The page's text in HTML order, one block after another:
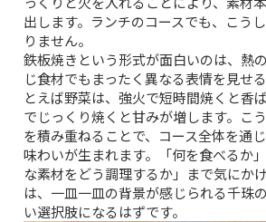
出します。ランチのコースでも、こう
りません。
鉄板焼きという形式が面白いのは、熱
じ食材でもまったく異なる表情を見せ
とえば野菜は、強火で短時間焼くと香
でじっくり焼くと甘みが増します。こ
を積み重ねることで、コース全体を通
味わいが生まれます。「何を食べるか
な素材をどう調理するか」まで気にか
は、一皿一皿の背景が感じられる千珠
い選択肢になるはずです。